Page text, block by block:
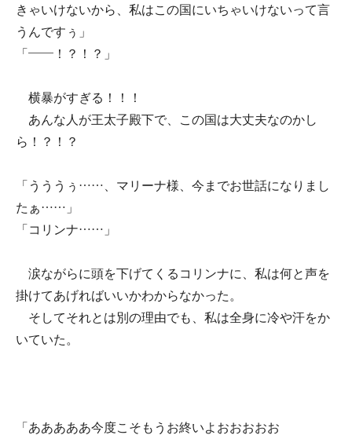
きゃいけないから、私はこの国にいちゃいけないって言
うんですぅ」
「――！？！？」
横暴がすぎる！！！
あんな人が王太子殿下で、この国は大丈夫なのかし
ら！？！？
「うううぅ……、マリーナ様、今までお世話になりまし
たぁ……」
「コリンナ……」
涙ながらに頭を下げてくるコリンナに、私は何と声を
掛けてあげればいいかわからなかった。
そしてそれとは別の理由でも、私は全身に冷や汗をか
いていた。
「あああああ今度こそもうお終いよおおおおお